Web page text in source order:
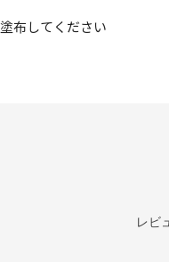
布してください
レビ